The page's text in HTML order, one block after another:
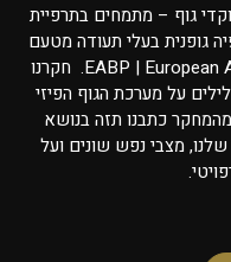
גוף – מתמחים בתרפיית
גופנית בעלי תעודה מטעם
EABP | European Association for Body Psychotherapy. חקרנו
על מערכת הגוף הפיזי
כתבנו תזה בנושא
מצבי נפש שונים ועל